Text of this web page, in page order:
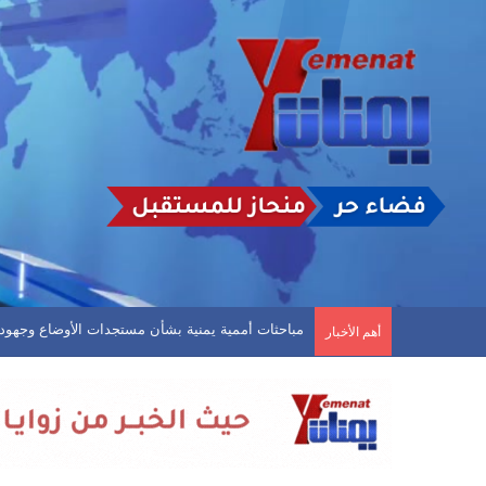
أهم الأخبار كأس الجمهورية.. المكلا يُكمل عقد الفرق المتأهلة إلى